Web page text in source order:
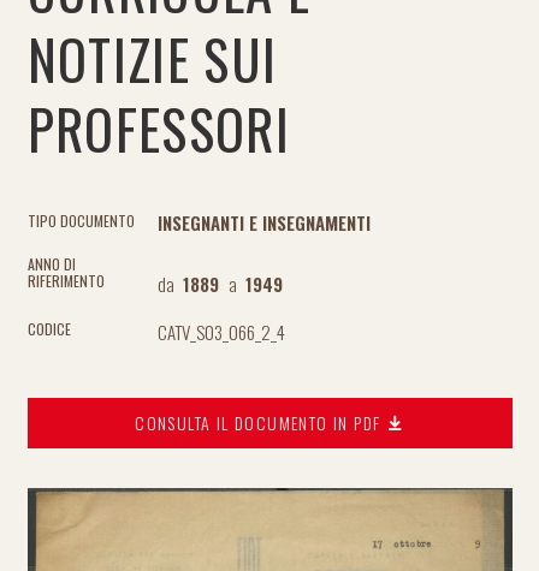
NOTIZIE SUI
PROFESSORI
TIPO DOCUMENTO INSEGNANTI E INSEGNAMENTI
ANNO DI
RIFERIMENTO
da 1889 a 1949
CODICE CATV_S03_066_2_4
CONSULTA IL DOCUMENTO IN PDF